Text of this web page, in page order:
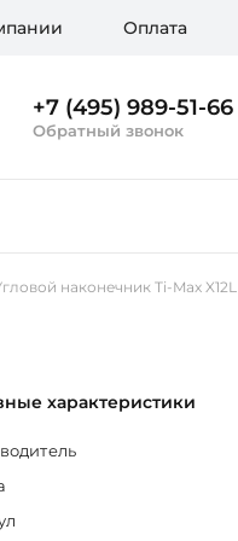
Оплата
+7 (495) 989-51-66
Обратный звонок
наконечник Ti-Max X12L
характеристики